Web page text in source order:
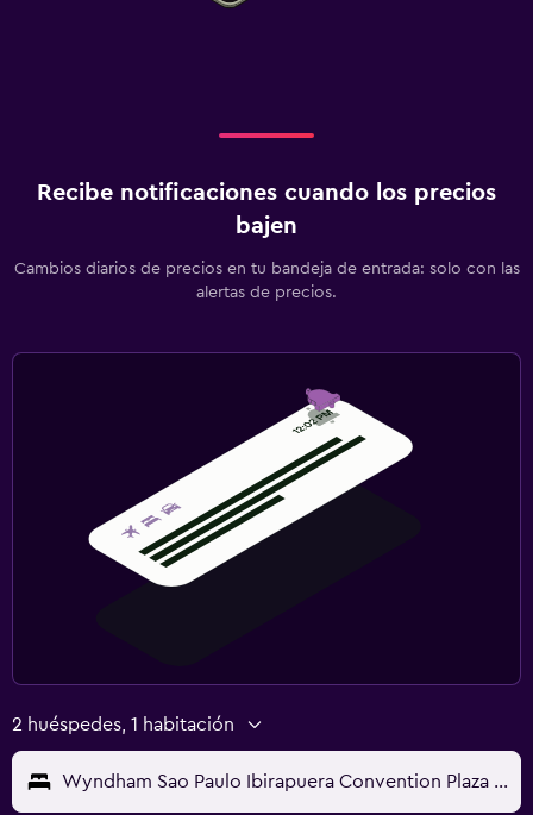
Recibe notificaciones cuando los precios
bajen
Cambios diarios de precios en tu bandeja de entrada: solo con las
alertas de precios.
2 huéspedes, 1 habitación
Wyndham Sao Paulo Ibirapuera Convention Plaza Hotel